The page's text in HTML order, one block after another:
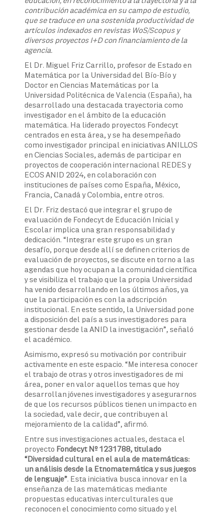
contribución académica en su campo de estudio,
que se traduce en una sostenida productividad de
artículos indexados en revistas WoS/Scopus y
diversos proyectos I+D con financiamiento de la
agencia.
El Dr. Miguel Friz Carrillo, profesor de Estado en
Matemática por la Universidad del Bío-Bío y
Doctor en Ciencias Matemáticas por la
Universidad Politécnica de Valencia (España), ha
desarrollado una destacada trayectoria como
investigador en el ámbito de la educación
matemática. Ha liderado proyectos Fondecyt
centrados en esta área, y se ha desempeñado
como investigador principal en iniciativas ANILLOS
en Ciencias Sociales, además de participar en
proyectos de cooperación internacional REDES y
ECOS ANID 2024, en colaboración con
instituciones de países como España, México,
Francia, Canadá y Colombia, entre otros.
El Dr. Friz destacó que integrar el grupo de
evaluación de Fondecyt de Educación Inicial y
Escolar implica una gran responsabilidad y
dedicación. “Integrar este grupo es un gran
desafío, porque desde allí se definen criterios de
evaluación de proyectos, se discute en torno a las
agendas que hoy ocupan a la comunidad científica
y se visibiliza el trabajo que la propia Universidad
ha venido desarrollando en los últimos años, ya
que la participación es con la adscripción
institucional. En este sentido, la Universidad pone
a disposición del país a sus investigadores para
gestionar desde la ANID la investigación”, señaló
el académico.
Asimismo, expresó su motivación por contribuir
activamente en este espacio. “Me interesa conocer
el trabajo de otras y otros investigadores de mi
área, poner en valor aquellos temas que hoy
desarrollan jóvenes investigadores y asegurarnos
de que los recursos públicos tienen un impacto en
la sociedad, vale decir, que contribuyen al
mejoramiento de la calidad”, afirmó.
Entre sus investigaciones actuales, destaca el
proyecto Fondecyt Nº 1231788, titulado
“Diversidad cultural en el aula de matemáticas:
un análisis desde la Etnomatemática y sus juegos
de lenguaje”. Esta iniciativa busca innovar en la
enseñanza de las matemáticas mediante
propuestas educativas interculturales que
reconocen el conocimiento como situado y el